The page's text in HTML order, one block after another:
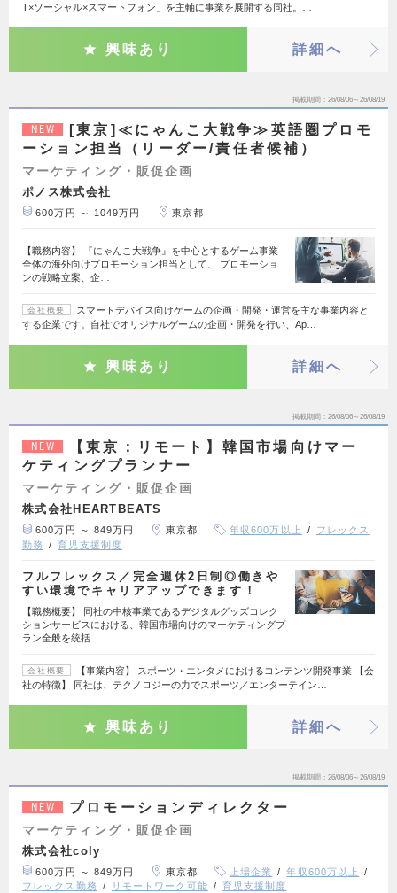
T×ソーシャル×スマートフォン」を主軸に事業を展開する同社。…
興味あり 詳細へ
掲載期間 26/08/06～26/08/19
NEW
[東京]≪にゃんこ大戦争≫英語圏プロモ
ーション担当（リーダー/責任者候補）
マーケティング・販促企画
ポノス株式会社
600万円 ～ 1049万円 東京都
【職務内容】 『にゃんこ大戦争』を中心とするゲーム事業
全体の海外向けプロモーション担当として、 プロモーショ
ンの戦略立案、企…
会社概要
スマートデバイス向けゲームの企画・開発・運営を主な事業内容と
する企業です。自社でオリジナルゲームの企画・開発を行い、Ap…
興味あり 詳細へ
掲載期間 26/08/06～26/08/19
NEW
【東京：リモート】韓国市場向けマー
ケティングプランナー
マーケティング・販促企画
株式会社HEARTBEATS
600万円 ～ 849万円 東京都 年収600万以上
フレックス
勤務
育児支援制度
フルフレックス／完全週休2日制◎働きや
すい環境でキャリアアップできます！
【職務概要】 同社の中核事業であるデジタルグッズコレク
ションサービスにおける、韓国市場向けのマーケティングプ
ラン全般を統括…
会社概要
【事業内容】 スポーツ・エンタメにおけるコンテンツ開発事業 【会
社の特徴】 同社は、テクノロジーの力でスポーツ／エンターテイン…
興味あり 詳細へ
掲載期間 26/08/06～26/08/19
NEW プロモーションディレクター
マーケティング・販促企画
株式会社coly
600万円 ～ 849万円 東京都 上場企業
年収600万以上
フレックス勤務
リモートワーク可能 育児支援制度